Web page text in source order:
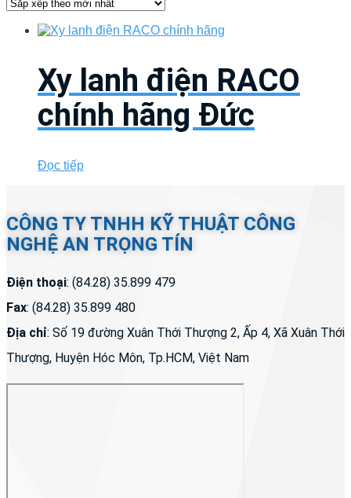
Xy lanh điện RACO
chính hãng Đức
Đọc tiếp
CÔNG TY TNHH KỸ THUẬT CÔNG
NGHỆ AN TRỌNG TÍN
Điện thoại: (84.28) 35.899 479
Fax: (84.28) 35.899 480
Địa chỉ: Số 19 đường Xuân Thới Thượng 2, Ấp 4, Xã Xuân Thới
Thượng, Huyện Hóc Môn, Tp.HCM, Việt Nam